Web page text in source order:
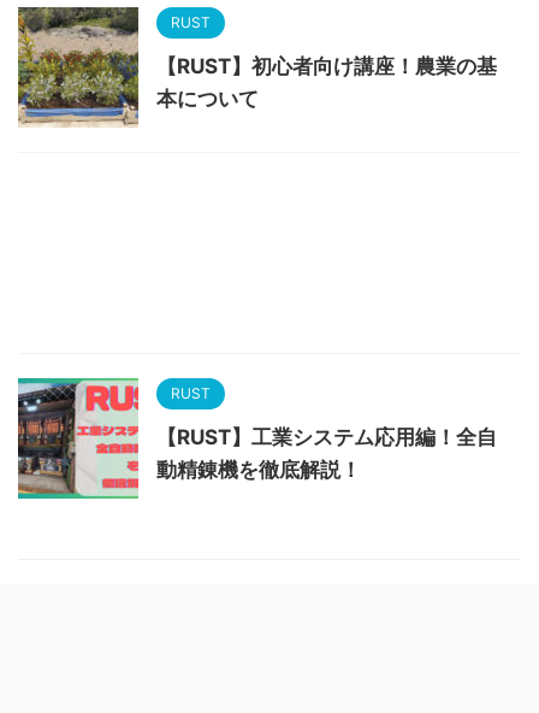
RUST
【RUST】初心者向け講座！農業の基
本について
RUST
【RUST】工業システム応用編！全自
動精錬機を徹底解説！